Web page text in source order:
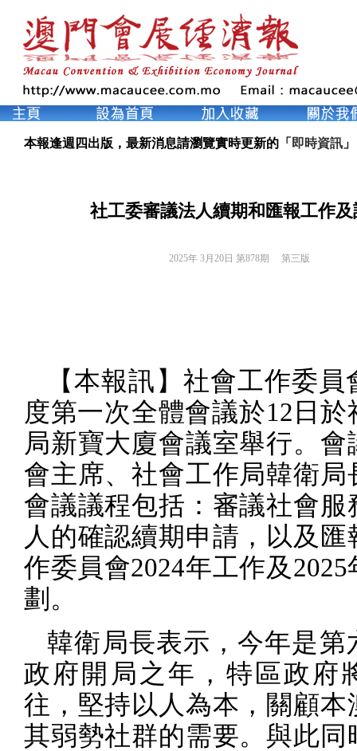
本報逢週四出版，最新消息請瀏覽實時更新的「 即時資訊 」
社工委審議法人續期和匯報工作
2025年 3月20日 第878期 第三版
【本報訊】社會工作委員
度第一次全體會議於12 日於
局新寶大廈會議室舉行。會
會主席、社會工作局韓衛局
會議議程包括：審議社會服
人的確認續期申請，以及匯
作委員會2024年工作及 2025
劃。
韓衛局長表示，今年是第
政府開局之年，特區政府
往，堅持以人為本，關顧本
其弱勢社群的需要。與此同